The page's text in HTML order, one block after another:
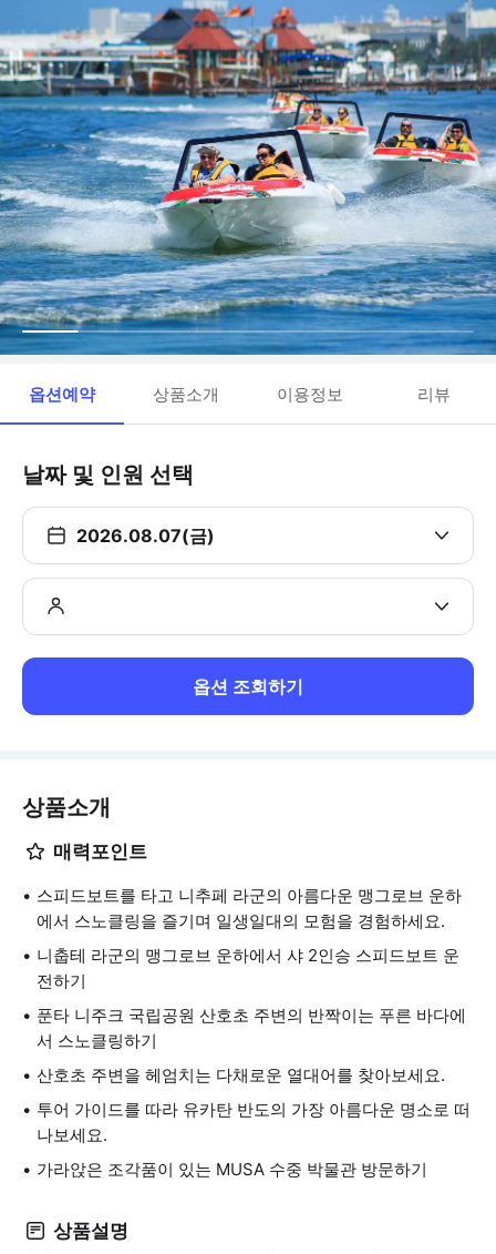
옵션예약 상품소개 이용정보 리뷰
날짜 및 인원 선택
2026.08.07(금)
옵션 조회하기
상품소개
매력포인트
스피드보트를 타고 니추페 라군의 아름다운 맹그로브 운하
에서 스노클링을 즐기며 일생일대의 모험을 경험하세요.
니춥테 라군의 맹그로브 운하에서 샤 2인승 스피드보트 운
전하기
푼타 니주크 국립공원 산호초 주변의 반짝이는 푸른 바다에
서 스노클링하기
산호초 주변을 헤엄치는 다채로운 열대어를 찾아보세요.
투어 가이드를 따라 유카탄 반도의 가장 아름다운 명소로 떠
나보세요.
가라앉은 조각품이 있는 MUSA 수중 박물관 방문하기
상품설명